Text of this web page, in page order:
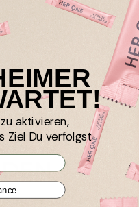
NICHT
existiert nicht.
aktivieren,
Ziel Du verfolgst: